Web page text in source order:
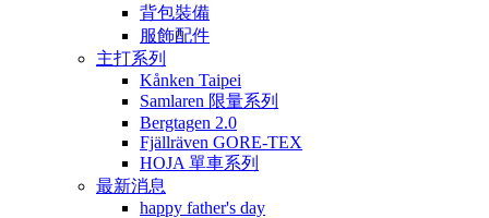
背包裝備
服飾配件
主打系列
Kånken Taipei
Samlaren 限量系列
Bergtagen 2.0
Fjällräven GORE-TEX
HOJA 單車系列
最新消息
happy father's day